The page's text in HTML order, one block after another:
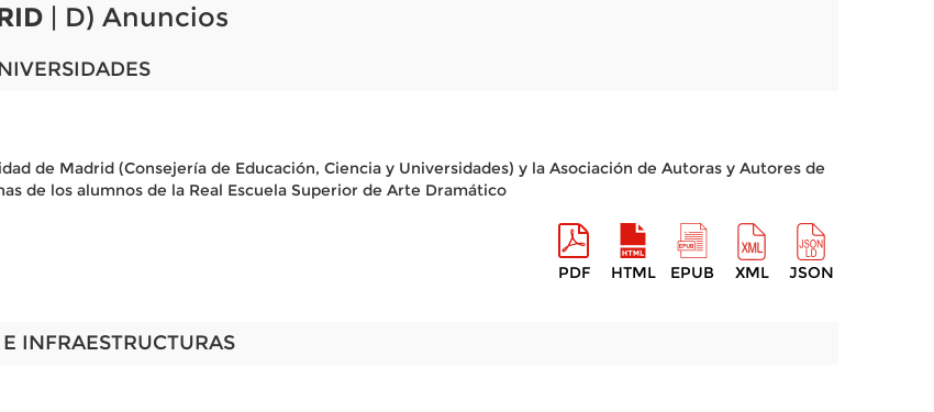
| D) Anuncios
de Madrid (Consejería de Educación, Ciencia y Universidades) y la Asociación de Autoras y Autores de
de los alumnos de la Real Escuela Superior de Arte Dramático
PDF HTML EPUB XML JSON
INFRAESTRUCTURAS